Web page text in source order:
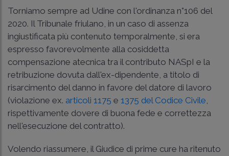
Torniamo sempre ad Udine con l'ordinanza n°106 del
2020. Il Tribunale friulano, in un caso di assenza
ingiustificata più contenuto temporalmente, si era
espresso favorevolmente alla cosiddetta
compensazione atecnica tra il contributo NASpI e la
retribuzione dovuta dall'ex-dipendente, a titolo di
risarcimento del danno in favore del datore di lavoro
(violazione ex. articoli 1175 e 1375 del Codice Civile,
rispettivamente dovere di buona fede e correttezza
nell'esecuzione del contratto).
Volendo riassumere, il Giudice di prime cure ha ritenuto